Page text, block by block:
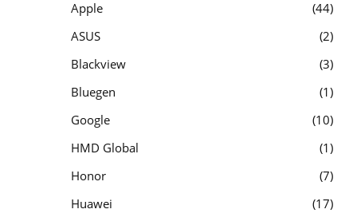
Apple
44
ASUS
2
Blackview
3
Bluegen
1
Google
10
HMD Global
1
Honor
7
Huawei
17